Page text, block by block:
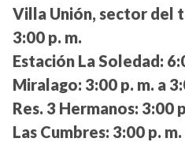
Villa Unión, sector del
3:00 p. m.
Estación La Soledad:
Miralago: 3:00 p. m. a
Res. 3 Hermanos: 3:00
Las Cumbres: 3:00 p.